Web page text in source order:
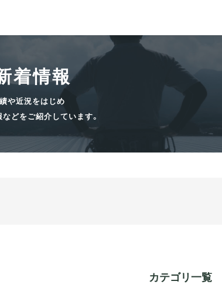
着情報
や近況をはじめ
どをご紹介しています。
カテゴリ一覧